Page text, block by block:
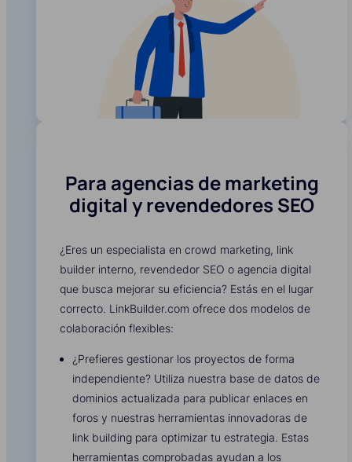
Para agencias de marketing
digital y revendedores SEO
¿Eres un especialista en crowd marketing, link
builder interno, revendedor SEO o agencia digital
que busca mejorar su eficiencia? Estás en el lugar
correcto. LinkBuilder.com ofrece dos modelos de
colaboración flexibles:
¿Prefieres gestionar los proyectos de forma
independiente? Utiliza nuestra base de datos de
dominios actualizada para publicar enlaces en
foros y nuestras herramientas innovadoras de
link building para optimizar tu estrategia. Estas
herramientas comprobadas ayudan a los